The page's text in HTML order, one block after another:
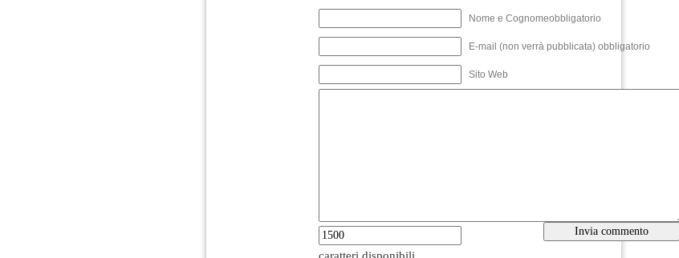
Nome e Cognomeobbligatorio
E-mail (non verrà pubblicata) obbligatorio
Sito Web